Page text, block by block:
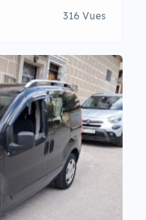
316 Vues